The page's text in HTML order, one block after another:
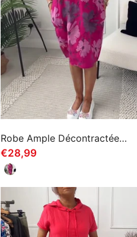
Robe Ample Décontractée À Imprimé Floral Et Poches À Manches Courtes
€28,99